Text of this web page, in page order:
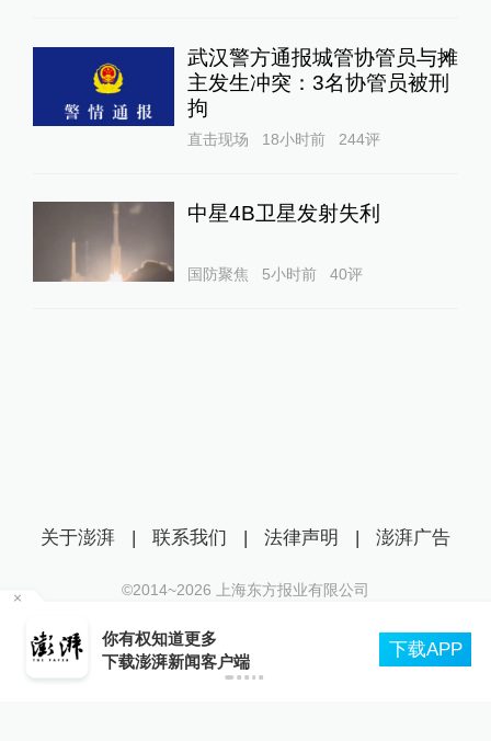
武汉警方通报城管协管员与摊
主发生冲突：3名协管员被刑
拘
直击现场 18小时前 244评
中星4B卫星发射失利
国防聚焦 5小时前 40评
你有权知道更多
下载澎湃新闻客户端
下载APP
关于澎湃 | 联系我们 | 法律声明 | 澎湃广告
©2014~2026 上海东方报业有限公司
互联网新闻信息服务许可证：31120170006
沪公网安备 31010602000299号